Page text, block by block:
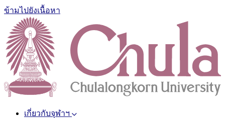
ข้ามไปยังเนื้อหา
เกี่ยวกับจุฬาฯ